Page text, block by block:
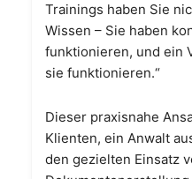
Trainings haben Sie
Wissen – Sie haben
funktionieren, und ein
sie funktionieren.“
Dieser praxisnahe
Klienten, ein Anwalt
den gezielten Einsatz